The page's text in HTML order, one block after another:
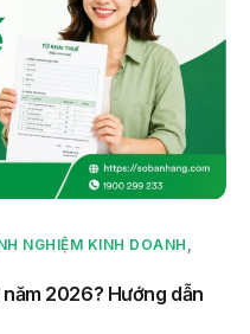
NGHIỆM KINH DOANH
2026? Hướng dẫn